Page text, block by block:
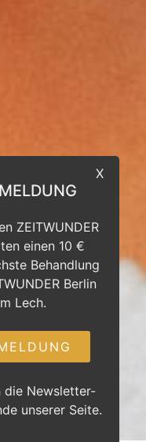
X
ZEITWUNDER
einen 10 €
Behandlung
Berlin
Lech.
die Newsletter-
unserer Seite.